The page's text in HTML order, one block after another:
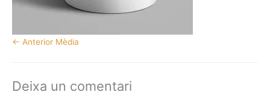
← Anterior Mèdia
Deixa un comentari